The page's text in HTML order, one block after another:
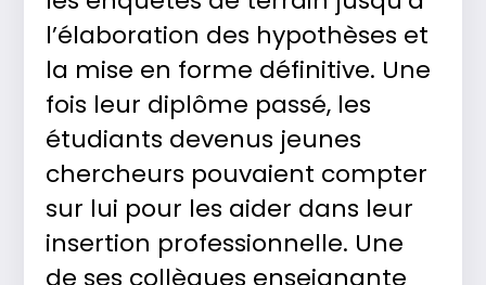
l’élaboration des hypothèses et
la mise en forme définitive. Une
fois leur diplôme passé, les
étudiants devenus jeunes
chercheurs pouvaient compter
sur lui pour les aider dans leur
insertion professionnelle. Une
de ses collègues enseignante